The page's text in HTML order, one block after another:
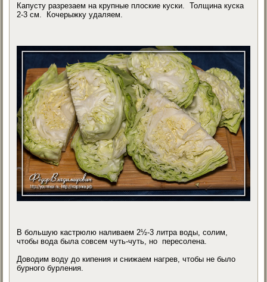
Капусту разрезаем на крупные плоские куски. Толщина куска
2-3 см. Кочерыжку удаляем.
В большую кастрюлю наливаем 2½-3 литра воды, солим,
чтобы вода была совсем чуть-чуть, но пересолена.
Доводим воду до кипения и снижаем нагрев, чтобы не было
бурного бурления.